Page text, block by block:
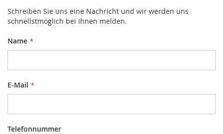
Schreiben Sie uns eine Nachricht und wir werden uns
schnellstmöglich bei Ihnen melden.
Name
E-Mail
Telefonnummer